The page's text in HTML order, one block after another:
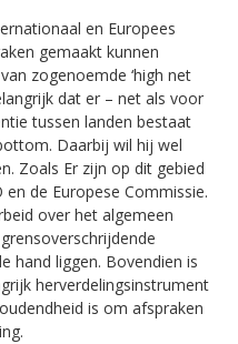
en Europees
gemaakt kunnen
zogenoemde ‘high net
dat er – net als voor
tussen landen bestaat
Daarbij wil hij wel
Zoals Er zijn op dit gebied
de Europese Commissie.
over het algemeen
hand liggen. Bovendien is
herverdelingsinstrument
is om afspraken